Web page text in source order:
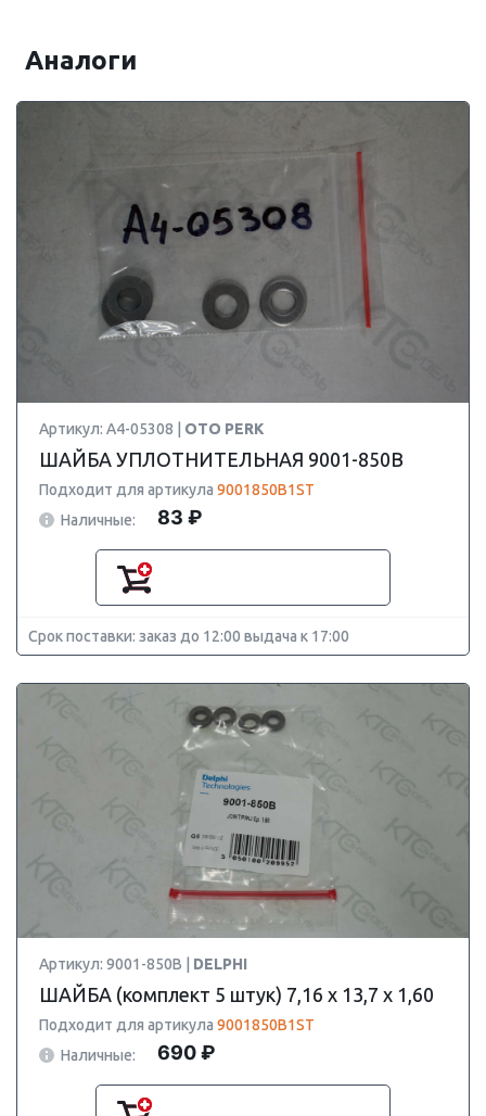
Аналоги
Артикул: A4-05308 | OTO PERK
ШАЙБА УПЛОТНИТЕЛЬНАЯ 9001-850B
Подходит для артикула 9001850B1ST
Наличные:
83 ₽
Срок поставки: заказ до 12:00 выдача к 17:00
Артикул: 9001-850B | DELPHI
ШАЙБА (комплект 5 штук) 7,16 х 13,7 х 1,60
Подходит для артикула 9001850B1ST
Наличные:
690 ₽